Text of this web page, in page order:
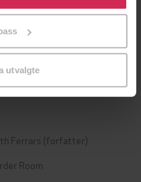
formål ved å klikke
utvalgte
Utskudd
Ferrars (forfatter)
Room